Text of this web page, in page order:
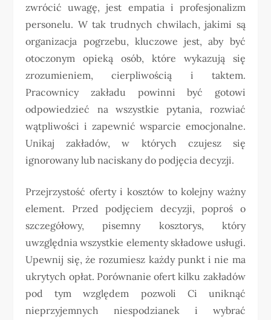
zwrócić uwagę, jest empatia i profesjonalizm
personelu. W tak trudnych chwilach, jakimi są
organizacja pogrzebu, kluczowe jest, aby być
otoczonym opieką osób, które wykazują się
zrozumieniem, cierpliwością i taktem.
Pracownicy zakładu powinni być gotowi
odpowiedzieć na wszystkie pytania, rozwiać
wątpliwości i zapewnić wsparcie emocjonalne.
Unikaj zakładów, w których czujesz się
ignorowany lub naciskany do podjęcia decyzji.
Przejrzystość oferty i kosztów to kolejny ważny
element. Przed podjęciem decyzji, poproś o
szczegółowy, pisemny kosztorys, który
uwzględnia wszystkie elementy składowe usługi.
Upewnij się, że rozumiesz każdy punkt i nie ma
ukrytych opłat. Porównanie ofert kilku zakładów
pod tym względem pozwoli Ci uniknąć
nieprzyjemnych niespodzianek i wybrać